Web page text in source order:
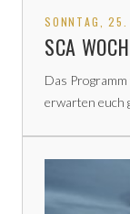
SONNTAG,
SCA
Das
erwarten euch